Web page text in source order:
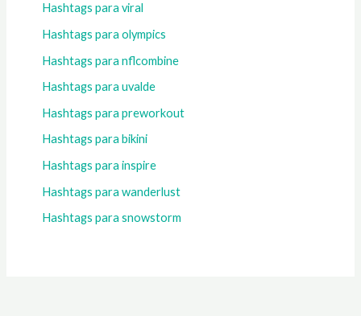
Hashtags para viral
Hashtags para olympics
Hashtags para nflcombine
Hashtags para uvalde
Hashtags para preworkout
Hashtags para bikini
Hashtags para inspire
Hashtags para wanderlust
Hashtags para snowstorm